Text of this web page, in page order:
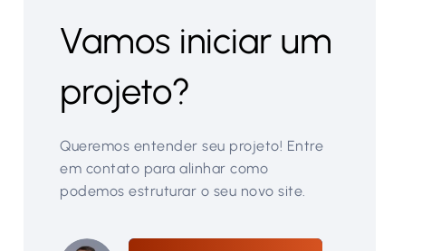
Vamos iniciar um
projeto?
Queremos entender seu projeto! Entre
em contato para alinhar como
podemos estruturar o seu novo site.